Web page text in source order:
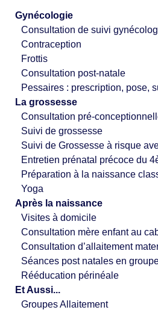
Gynécologie
Consultation de suivi
Contraception
Frottis
Consultation post-natale
Pessaires : prescription, pose,
La grossesse
Consultation pré-
Suivi de grossesse
Suivi de Grossesse à risque
Entretien prénatal précoce du
Préparation à la naissance
Yoga
Après la naissance
Visites à domicile
Consultation mère enfant au
Consultation d’allaitement
Séances post natales en
Rééducation périnéale
Et Aussi...
Groupes Allaitement